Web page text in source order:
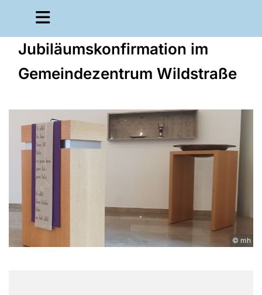
Jubiläumskonfirmation im
Gemeindezentrum Wildstraße
© mh